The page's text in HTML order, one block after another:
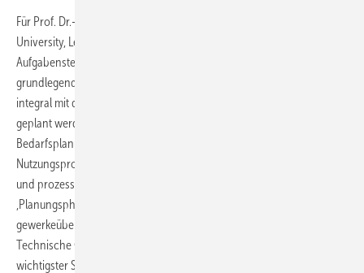
Für Prof. Dr.-Ing. habil. Christoph van Treeck, RWTH Aachen
University, Lehrstuhl für Energieeffizientes Bauen E3D, ist die
Aufgabenstellung gewissermaßen prototypisch für den
grundlegenden gedanklichen Ansatz, warum solche Objekte künftig
integral mit der Arbeitsmethodik Building Information Modeling (BIM)
geplant werden müssen: „Angefangen mit einer fundierten
Bedarfsplanung, mit der detaillierten Dokumentation der
Nutzungsprozesse des Bauherrn wurde eine komplett neue, konzept-
und prozessorientierte Herangehensweise entwickelt, die als
,Planungsphase 0‘ bereits in der frühen Projektphase einen
gewerkeübergreifenden Dialog einfordert. Sie führte dazu, dass die
Technische Gebäudeausrüstung aufgrund ihrer Komplexität als
wichtigster Strukturgeber für das Planen und Bauen identifiziert